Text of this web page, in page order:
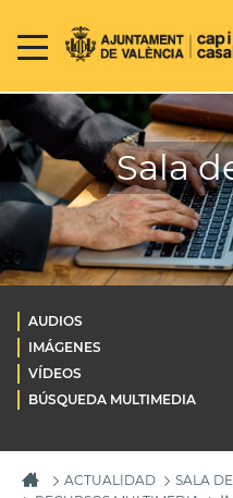
Sala
AUDIOS
IMÁGENES
VÍDEOS
BÚSQUEDA MULTIMEDIA
ACTUALIDAD
SALA